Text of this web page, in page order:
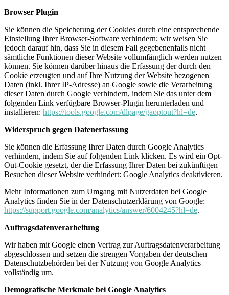
Browser Plugin
Sie können die Speicherung der Cookies durch eine entsprechende
Einstellung Ihrer Browser-Software verhindern; wir weisen Sie
jedoch darauf hin, dass Sie in diesem Fall gegebenenfalls nicht
sämtliche Funktionen dieser Website vollumfänglich werden nutzen
können. Sie können darüber hinaus die Erfassung der durch den
Cookie erzeugten und auf Ihre Nutzung der Website bezogenen
Daten (inkl. Ihrer IP-Adresse) an Google sowie die Verarbeitung
dieser Daten durch Google verhindern, indem Sie das unter dem
folgenden Link verfügbare Browser-Plugin herunterladen und
installieren: https://tools.google.com/dlpage/gaoptout?hl=de.
Widerspruch gegen Datenerfassung
Sie können die Erfassung Ihrer Daten durch Google Analytics
verhindern, indem Sie auf folgenden Link klicken. Es wird ein Opt-
Out-Cookie gesetzt, der die Erfassung Ihrer Daten bei zukünftigen
Besuchen dieser Website verhindert: Google Analytics deaktivieren.
Mehr Informationen zum Umgang mit Nutzerdaten bei Google
Analytics finden Sie in der Datenschutzerklärung von Google:
https://support.google.com/analytics/answer/6004245?hl=de.
Auftragsdatenverarbeitung
Wir haben mit Google einen Vertrag zur Auftragsdatenverarbeitung
abgeschlossen und setzen die strengen Vorgaben der deutschen
Datenschutzbehörden bei der Nutzung von Google Analytics
vollständig um.
Demografische Merkmale bei Google Analytics